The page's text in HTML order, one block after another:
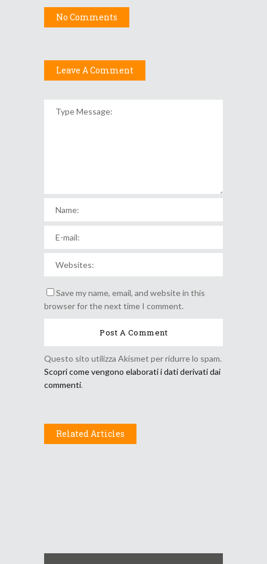
No Comments
Leave A Comment
Save my name, email, and website in this
browser for the next time I comment.
Questo sito utilizza Akismet per ridurre lo spam.
Scopri come vengono elaborati i dati derivati dai
commenti.
Related Articles